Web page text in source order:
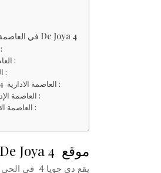
في العاصمة الادارية الجديدة من شركة تاج مصر De Joya 4
موقع De Joya 4 العاصمة الادارية :
مواصفات De Joya 4 العاصمة الادارية :
وحدات De Joya 4 العاصمة الادارية :
مساحات وأسعار وحدات De Joya 4 العاصمة الادارية :
انظمة السداد في De Joya 4 العاصمة الإدارية :
مميزات De Joya 4 العاصمة الادارية الجديدة :
موقع De Joya 4 العاصمة الادارية :
يقع دي جويا 4 في الحي السكني الثامن في قلب العاصمة الادارية الجديدة بجوار الحي دبلوماسي